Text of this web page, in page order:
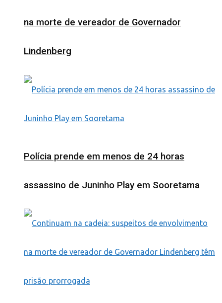
na morte de vereador de Governador
Lindenberg
Polícia prende em menos de 24 horas
assassino de Juninho Play em Sooretama